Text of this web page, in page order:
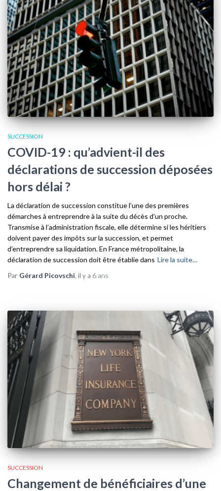
SUCCESSION
COVID-19 : qu’advient-il des
déclarations de succession déposées
hors délai ?
La déclaration de succession constitue l’une des premières
démarches à entreprendre à la suite du décès d’un proche.
Transmise à l’administration fiscale, elle détermine si les héritiers
doivent payer des impôts sur la succession, et permet
d’entreprendre sa liquidation. En France métropolitaine, la
déclaration de succession doit être établie dans Lire la suite…
Par Gérard Picovschi , il y a 6 ans
SUCCESSION
Changement de bénéficiaires d’une